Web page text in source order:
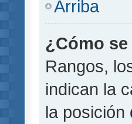
Arriba
¿Cómo
Rangos,
indican la
la posición